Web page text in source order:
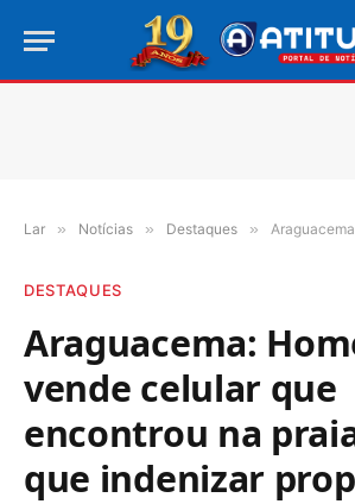
Lar » Notícias » Destaques » Araguacema: Homem vende
DESTAQUES
Araguacema:
vende celular que
encontrou na
que indenizar